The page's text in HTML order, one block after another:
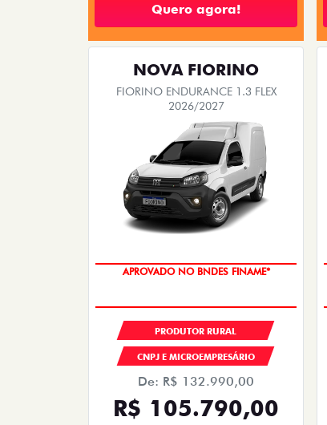
Quero agora!
NOVA FIORINO
FIORINO ENDURANCE 1.3 FLEX
2026/2027
APROVADO NO BNDES FINAME*
PRODUTOR RURAL
CNPJ E MICROEMPRESÁRIO
De: R$ 132.990,00
R$ 105.790,00